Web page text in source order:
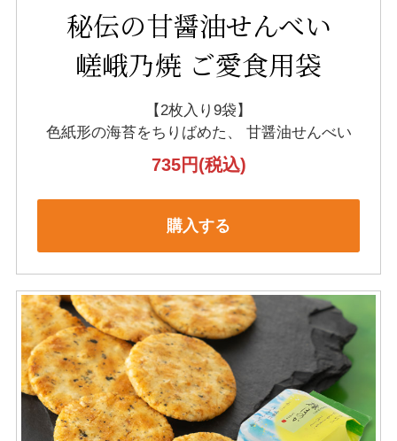
秘伝の甘醤油せんべい
嵯峨乃焼 ご愛食用袋
【2枚入り9袋】
色紙形の海苔をちりばめた、
甘醤油せんべい
735円(税込)
購入する